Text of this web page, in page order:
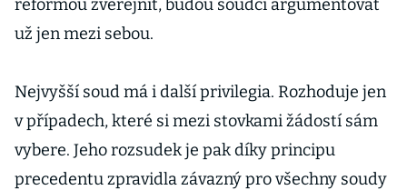
reformou zveřejnit, budou soudci argumentovat
už jen mezi sebou.
Nejvyšší soud má i další privilegia. Rozhoduje jen
v případech, které si mezi stovkami žádostí sám
vybere. Jeho rozsudek je pak díky principu
precedentu zpravidla závazný pro všechny soudy